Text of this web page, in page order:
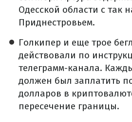
Одесской области с так
Приднестровьем.
Голкипер и еще трое
действовали по
телеграмм-канала.
должен был заплатить
долларов в
пересечение границы.